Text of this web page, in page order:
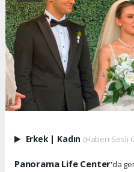
Erkek | Kadın (Haberi Sesli
Panorama Life Center'da